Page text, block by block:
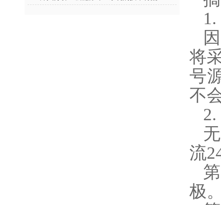
将
号
不
流
极